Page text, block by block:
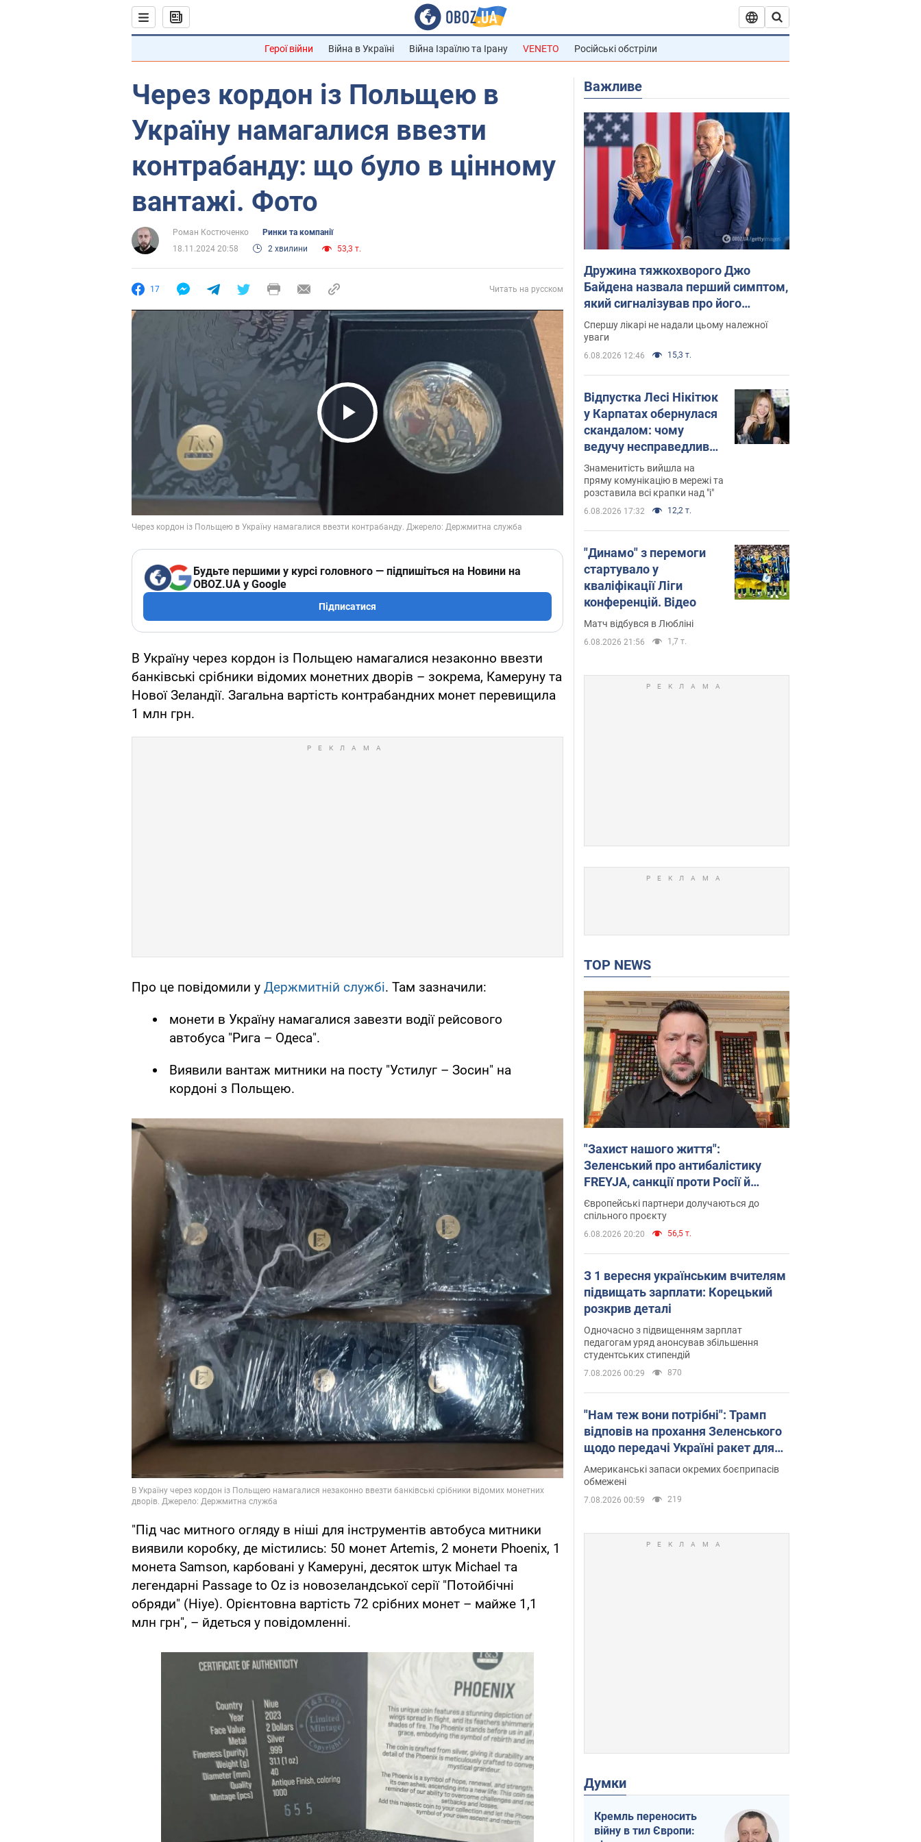
Герої війни Війна в Україні Війна Ізраїлю та Ірану VENETO Російські обстріли
Через кордон із Польщею в
Україну намагалися ввезти
контрабанду: що було в цінному
вантажі. Фото
Роман Костюченко
Ринки та компанії
18.11.2024 20:58
2 хвилини 53,3 т.
17 Читать на русском
Play Video
Будьте першими у курсі головного — підпишіться на Новини на
OBOZ.UA у Google
Підписатися
В Україну через кордон із Польщею намагалися незаконно ввезти
банківські срібники відомих монетних дворів – зокрема, Камеруну та
Нової Зеландії. Загальна вартість контрабандних монет перевищила
1 млн грн.
Про це повідомили у Держмитній службі. Там зазначили:
монети в Україну намагалися завезти водії рейсового
автобуса "Рига – Одеса".
Виявили вантаж митники на посту "Устилуг – Зосин" на
кордоні з Польщею.
"Під час митного огляду в ніші для інструментів автобуса митники
виявили коробку, де містились: 50 монет Artemis, 2 монети Phoenix, 1
монета Samson, карбовані у Камеруні, десяток штук Michael та
легендарні Passage to Oz із новозеландської серії "Потойбічні
обряди" (Ніуе). Орієнтовна вартість 72 срібних монет – майже 1,1
млн грн", – йдеться у повідомленні.
Важливе
Дружина тяжкохворого Джо
Байдена назвала перший симптом,
який сигналізував про його
"агресивний" рак
Спершу лікарі не надали цьому належної
уваги
6.08.2026 12:46 15,3 т.
Відпустка Лесі Нікітюк
у Карпатах обернулася
скандалом: чому
ведучу несправедливо
захейтили
Знаменитість вийшла на
пряму комунікацію в мережі та
розставила всі крапки над "і"
6.08.2026 17:32 12,2 т.
"Динамо" з перемоги
стартувало у
кваліфікації Ліги
конференцій. Відео
Матч відбувся в Любліні
6.08.2026 21:56 1,7 т.
TOP NEWS
"Захист нашого життя":
Зеленський про антибалістику
FREYJA, санкції проти Росії й
підтримку аграріїв. Відео
Європейські партнери долучаються до
спільного проєкту
6.08.2026 20:20 56,5 т.
З 1 вересня українським вчителям
підвищать зарплати: Корецький
розкрив деталі
Одночасно з підвищенням зарплат
педагогам уряд анонсував збільшення
студентських стипендій
7.08.2026 00:29 870
"Нам теж вони потрібні": Трамп
відповів на прохання Зеленського
щодо передачі Україні ракет для
Patriot
Американські запаси окремих боєприпасів
обмежені
7.08.2026 00:59 219
Думки
Кремль переносить
війну в тил Європи: